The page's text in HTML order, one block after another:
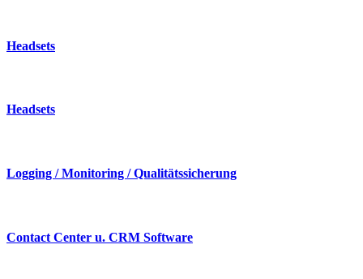
Headsets
Headsets
Logging / Monitoring / Qualitätssicherung
Contact Center u. CRM Software